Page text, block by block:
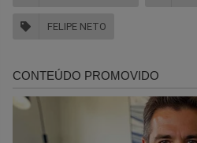
FELIPE NETO